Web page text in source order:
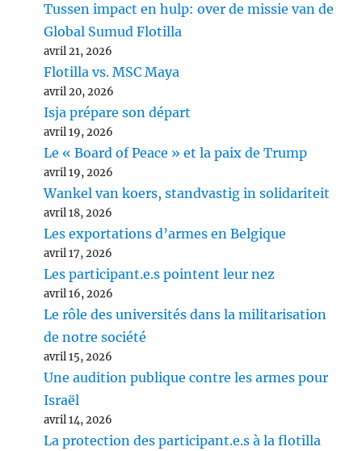
Tussen impact en hulp: over de missie van de
Global Sumud Flotilla
avril 21, 2026
Flotilla vs. MSC Maya
avril 20, 2026
Isja prépare son départ
avril 19, 2026
Le « Board of Peace » et la paix de Trump
avril 19, 2026
Wankel van koers, standvastig in solidariteit
avril 18, 2026
Les exportations d’armes en Belgique
avril 17, 2026
Les participant.e.s pointent leur nez
avril 16, 2026
Le rôle des universités dans la militarisation
de notre société
avril 15, 2026
Une audition publique contre les armes pour
Israël
avril 14, 2026
La protection des participant.e.s à la flotilla